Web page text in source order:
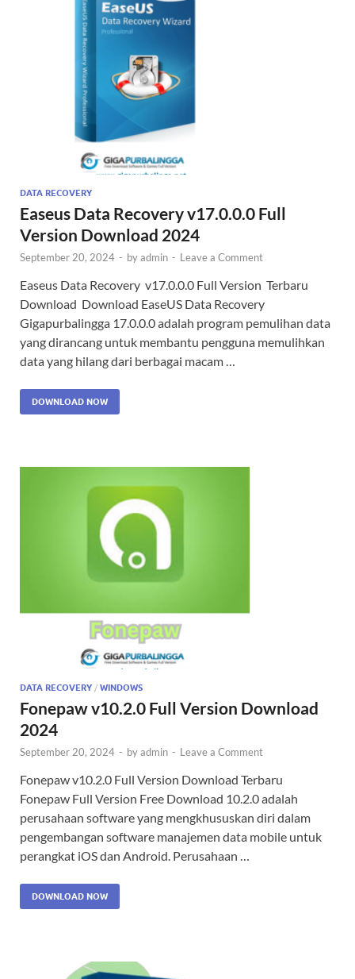
DATA RECOVERY
Easeus Data Recovery v17.0.0.0 Full
Version Download 2024
September 20, 2024 - byadmin - Leave a Comment
Easeus Data Recovery v17.0.0.0 Full Version Terbaru
Download Download EaseUS Data Recovery
Gigapurbalingga 17.0.0.0 adalah program pemulihan data
yang dirancang untuk membantu pengguna memulihkan
data yang hilang dari berbagai macam …
DOWNLOAD NOW
DATA RECOVERY / WINDOWS
Fonepaw v10.2.0 Full Version Download
2024
September 20, 2024 - byadmin - Leave a Comment
Fonepaw v10.2.0 Full Version Download Terbaru
Fonepaw Full Version Free Download 10.2.0 adalah
perusahaan software yang mengkhususkan diri dalam
pengembangan software manajemen data mobile untuk
perangkat iOS dan Android. Perusahaan …
DOWNLOAD NOW